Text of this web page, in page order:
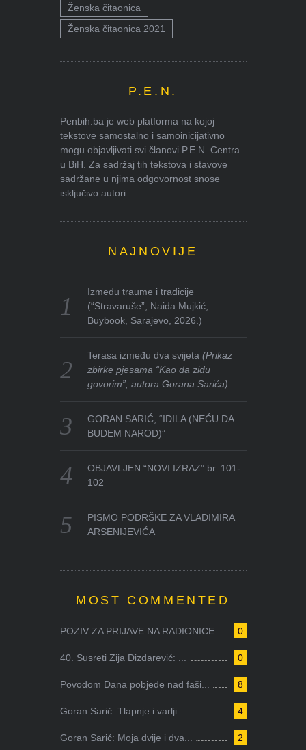
Ženska čitaonica
Ženska čitaonica 2021
P.E.N.
Penbih.ba je web platforma na kojoj
tekstove samostalno i samoinicijativno
mogu objavljivati svi članovi P.E.N. Centra
u BiH. Za sadržaj tih tekstova i stavove
sadržane u njima odgovornost snose
isključivo autori.
NAJNOVIJE
Između traume i tradicije
(“Stravaruše”, Naida Mujkić,
Buybook, Sarajevo, 2026.)
Terasa između dva svijeta(Prikaz
zbirke pjesama “Kao da zidu
govorim”, autora Gorana Sarića)
GORAN SARIĆ, “IDILA (NEĆU DA
BUDEM NAROD)”
OBJAVLJEN “NOVI IZRAZ” br. 101-
102
PISMO PODRŠKE ZA VLADIMIRA
ARSENIJEVIĆA
MOST COMMENTED
0
POZIV ZA PRIJAVE NA RADIONICE ...
0
40. Susreti Zija Dizdarević: ...
8
Povodom Dana pobjede nad faši...
4
Goran Sarić: Tlapnje i varlji...
2
Goran Sarić: Moja dvije i dva...